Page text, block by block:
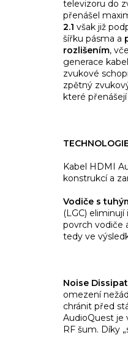
televizoru do
přenášel
2.1 však již
šířku pásma a
rozlišením,
generace
zvukové
zpětný
které
TECHNOLOGIE
Kabel HDMI
konstrukcí a
Vodiče s
(LGC)
povrch vodiče
tedy ve
Noise
omezení
chránit před
AudioQuest je
RF šum. Díky